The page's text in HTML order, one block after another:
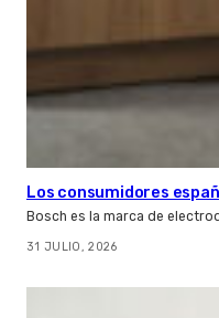
Los consumidores
Bosch es la marca de
31 JULIO, 2026